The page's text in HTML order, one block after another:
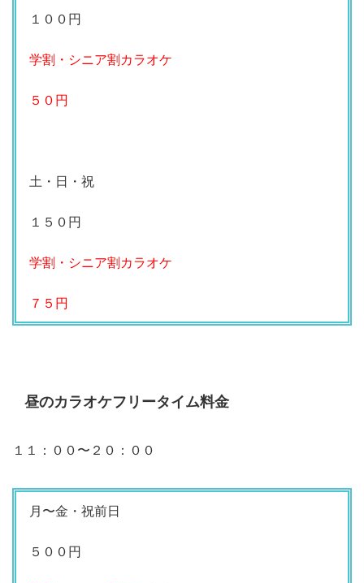
１００円
学割・シニア割カラオケ
５０円
土・日・祝
１５０円
学割・シニア割カラオケ
７５円
昼のカラオケフリータイム料金
１１：００〜２０：００
月〜金・祝前日
５００円